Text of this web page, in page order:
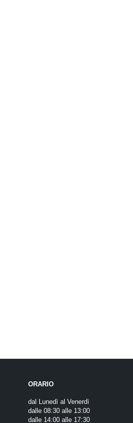
ORARIO
dal Lunedì al Venerdì
dalle 08:30 alle 13:00
dalle 14:00 alle 17:30